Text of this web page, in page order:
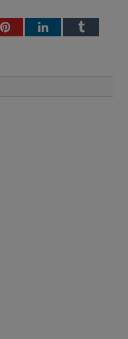
Pinterest
LinkedIn